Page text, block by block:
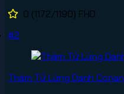
0 (1172/1190) FHD
#2
Thám Tử Lừng Danh Conan